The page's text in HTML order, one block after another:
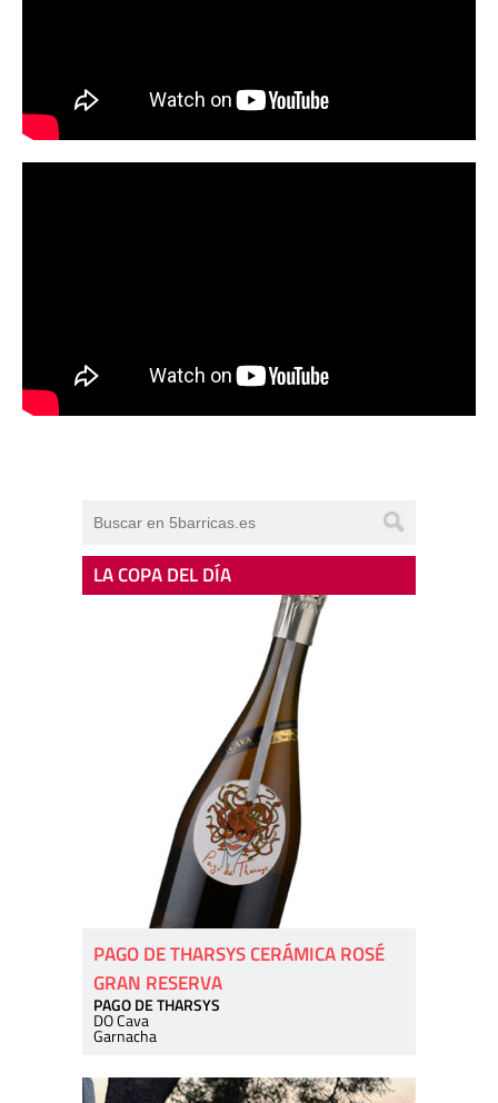
LA COPA DEL DÍA
PAGO DE THARSYS CERÁMICA ROSÉ
GRAN RESERVA
PAGO DE THARSYS
DO Cava
Garnacha